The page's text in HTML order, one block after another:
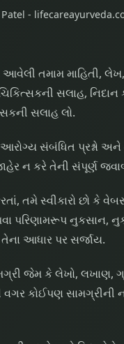
-
તમામ માહિતી,
સલાહ,
સલાહ લો.
સંબંધિત પ્રશ્નો અને
ન કરે તેની સંપૂર્ણ
તમે સ્વીકારો છો કે
નુકસાન,
આધાર પર સર્જાય.
જેમ કે લેખો, લખાણ,
કોઈપણ સામગ્રીની